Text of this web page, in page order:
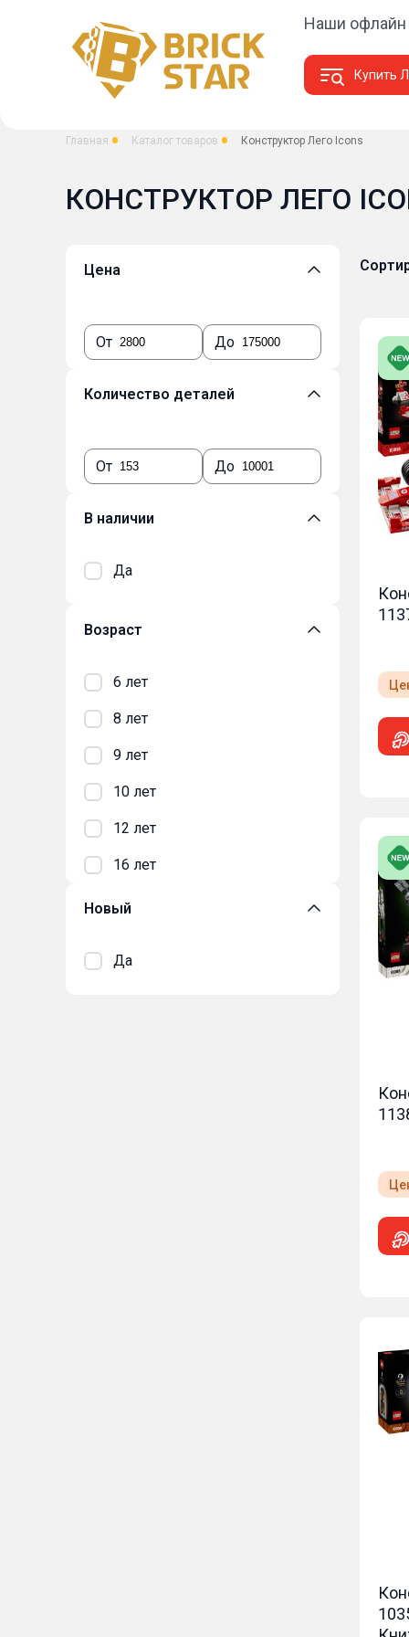
Наши офлайн
Купить
Главная Каталог товаров Конструктор Лего Icons
КОНСТРУКТОР ЛЕГО
Цена
От До
Количество деталей
От До
В наличии
Да
Возраст
6 лет
8 лет
9 лет
10 лет
12 лет
16 лет
18 лет
Новый
Да